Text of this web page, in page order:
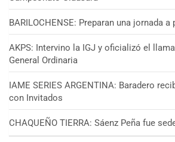
BARILOCHENSE: Preparan una jornada
AKPS: Intervino la IGJ y oficializó el
General Ordinaria
IAME SERIES ARGENTINA: Baradero
con Invitados
CHAQUEÑO TIERRA: Sáenz Peña fue